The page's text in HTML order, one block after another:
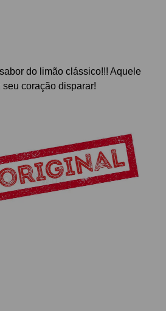
do limão clássico!!! Aquele
coração disparar!